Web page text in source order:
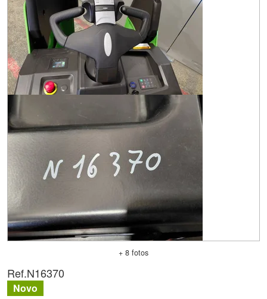
+ 8 fotos
Ref.N16370
Novo